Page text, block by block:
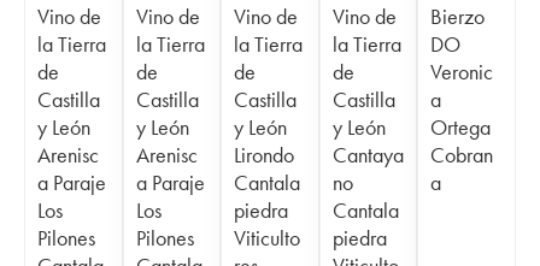
Vino de
la Tierra
de
Castilla
y León
Arenisc
a Paraje
Los
Pilones
Vino de
la Tierra
de
Castilla
y León
Arenisc
a Paraje
Los
Pilones
Vino de
la Tierra
de
Castilla
y León
Lirondo
Cantala
piedra
Viticulto
Vino de
la Tierra
de
Castilla
y León
Cantaya
no
Cantala
piedra
Bierzo
DO
Veronic
a
Ortega
Cobran
a